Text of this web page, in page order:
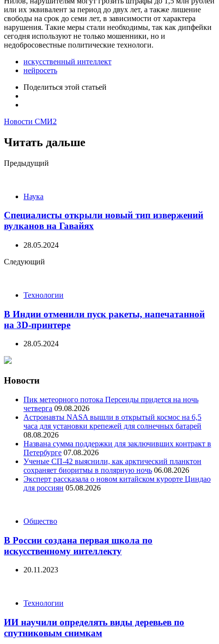
или их эквивалент за период до двух лет, а также лишение
свободы на срок до семи лет, в зависимости от характера
нарушения. Такие меры стали необходимы, так как дипфейки
сегодня используют не только мошенники, но и
недобросовестные политические технологи.
искусственный интеллект
нейросеть
Поделиться этой статьей
Новости СМИ2
Читать дальше
Post
Предыдущий
Наука
Специалисты открыли новый тип извержений
вулканов на Гавайях
28.05.2024
Следующий
Технологии
В Индии отменили пуск ракеты, напечатанной
на 3D-принтере
28.05.2024
Новости
Пик метеорного потока Персеиды придется на ночь
четверга 09.08.2026
Астронавты NASA вышли в открытый космос на 6,5
часа для установки крепежей для солнечных батарей
08.08.2026
Названа сумма поддержки для заключивших контракт в
Петербурге 07.08.2026
Ученые СП-42 выяснили, как арктический планктон
сохраняет биоритмы в полярную ночь 06.08.2026
Эксперт рассказала о новом китайском курорте Циндао
для россиян 05.08.2026
CategoriesОбщество
В России создана первая школа по
искусственному интеллекту
20.11.2023
CategoriesТехнологии
ИИ научили определять виды деревьев по
спутниковым снимкам